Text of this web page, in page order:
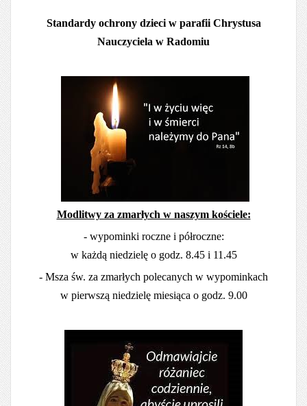
Standardy ochrony dzieci w parafii Chrystusa
Nauczyciela w Radomiu
Modlitwy za zmarłych w naszym kościele:
- wypominki roczne i półroczne:
w każdą niedzielę o godz. 8.45 i 11.45
- Msza św. za zmarłych polecanych w wypominkach
w pierwszą niedzielę miesiąca o godz. 9.00